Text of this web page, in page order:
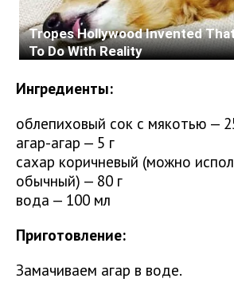
Ингредиенты:
облепиховый сок с мякотью —
агар-агар — 5 г
сахар коричневый (можно
обычный) — 80 г
вода — 100 мл
Приготовление:
Замачиваем агар в воде.